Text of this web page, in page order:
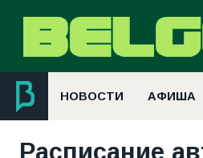
НОВОСТИ АФИША
Расписание